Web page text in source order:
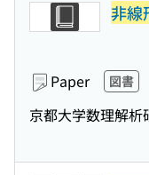
非線
Paper 図書
京都大学数理解析